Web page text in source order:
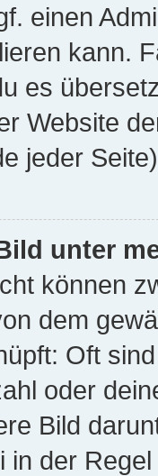
einen
kann.
es
Website
jeder
unter
können
dem
Oft
oder
Bild
in der